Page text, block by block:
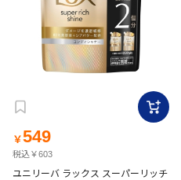
￥549
税込￥603
ユニリーバ ラックス スーパーリッチ